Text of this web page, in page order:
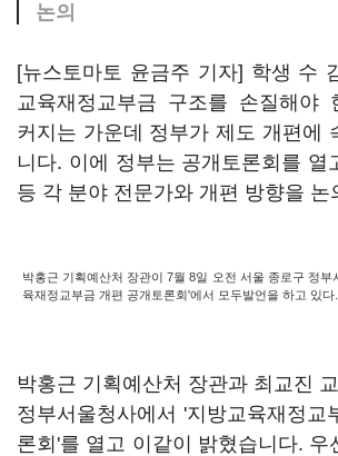
논의
[뉴스토마토 윤금주 기자] 학생 수
교육재정교부금 구조를 손질해야
커지는 가운데 정부가 제도 개편에
니다. 이에 정부는 공개토론회를 열
등 각 분야 전문가와 개편 방향을 논
박홍근 기획예산처 장관이 7월 8일 오전 서울 종로구 정부
육재정교부금 개편 공개토론회'에서 모두발언을 하고 있다
박홍근 기획예산처 장관과 최교진
정부서울청사에서 '지방교육재정교
론회'를 열고 이같이 밝혔습니다. 우